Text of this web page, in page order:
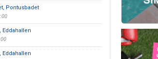
Pontusbadet
Eddahallen
Eddahallen